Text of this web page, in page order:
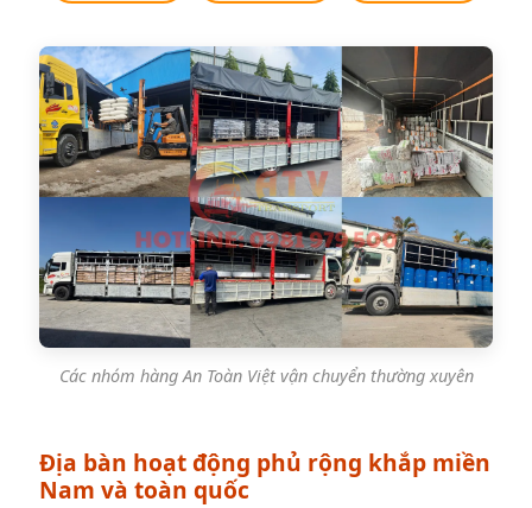
Các nhóm hàng An Toàn Việt vận chuyển thường xuyên
Địa bàn hoạt động phủ rộng khắp miền
Nam và toàn quốc